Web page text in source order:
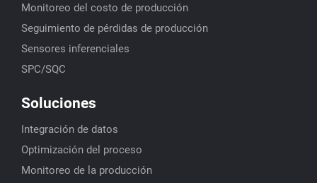
Monitoreo del costo de producción
Seguimiento de pérdidas de producción
Sensores inferenciales
SPC/SQC
Soluciones
Integración de datos
Optimización del proceso
Monitoreo de la producción